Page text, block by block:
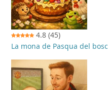
4.8 (45)
La mona de Pasqua del bosc